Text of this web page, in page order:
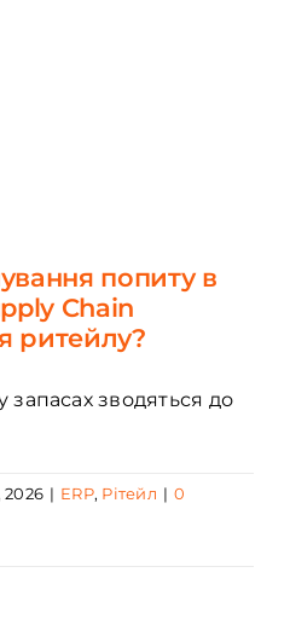
попиту в
Chain
ритейлу?
запасах зводяться до
2026 | ERP, Рітейл | 0